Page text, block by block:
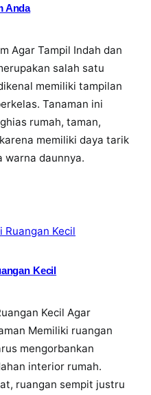
Anda
Agar Tampil Indah dan
salah satu
memiliki tampilan
Tanaman ini
rumah, taman,
memiliki daya tarik
daunnya.
Kecil
Kecil Agar
Memiliki ruangan
mengorbankan
interior rumah.
ruangan sempit justru